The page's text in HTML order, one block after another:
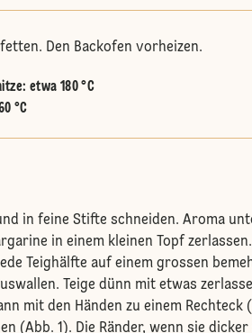
Den Backofen vorheizen.
: etwa 180 °C
°C
in feine Stifte schneiden. Aroma
in einem kleinen Topf zerlassen.
Teighälfte auf einem grossen
Teige dünn mit etwas
mit den Händen zu einem Rechteck
(Abb. 1). Die Ränder, wenn sie dicker